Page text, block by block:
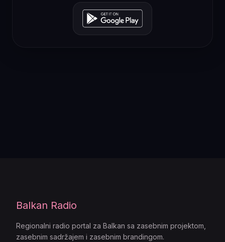
Balkan Radio
Regionalni radio portal za Balkan sa zasebnim projektom,
zasebnim sadržajem i zasebnim brandingom.